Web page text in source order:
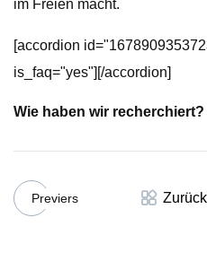
im Freien macht.
[accordion
is_faq="yes"][/accordion]
Wie haben wir recherchiert?
Previers